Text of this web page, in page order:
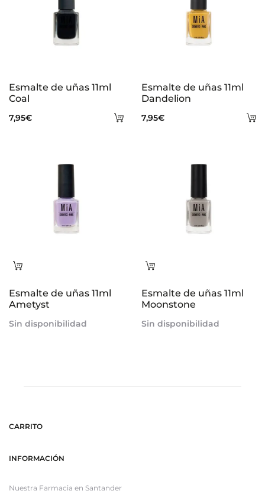
Añadir
Esmalte de uñas 11ml
Coal
7,95€
Esmalte de uñas 11ml
Dandelion
7,95€
Leer
Esmalte de uñas 11ml
Ametyst
Sin disponibilidad
Leer
Esmalte de uñas 11ml
Moonstone
Sin disponibilidad
CARRITO
INFORMACIÓN
Nuestra Farmacia en Santander